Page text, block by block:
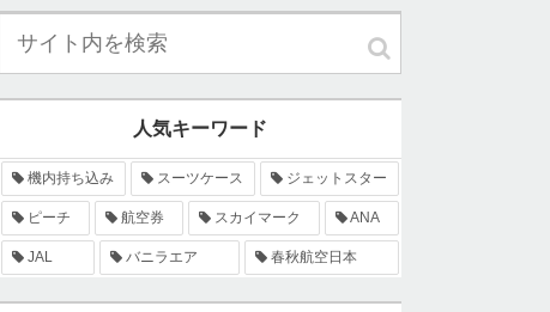
人気キーワード
機内持ち込み スーツケース ジェットスター
ピーチ 航空券 スカイマーク ANA
JAL バニラエア 春秋航空日本